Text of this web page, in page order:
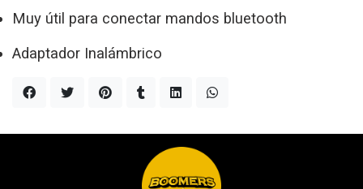
Muy útil para conectar mandos bluetooth
Adaptador Inalámbrico